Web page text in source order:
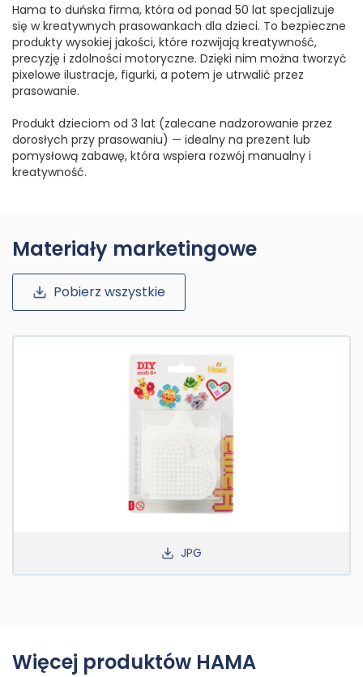
Hama to duńska firma, która od ponad 50 lat specjalizuje
się w kreatywnych prasowankach dla dzieci. To bezpieczne
produkty wysokiej jakości, które rozwijają kreatywność,
precyzję i zdolności motoryczne. Dzięki nim można tworzyć
pixelowe ilustracje, figurki, a potem je utrwalić przez
prasowanie.
Produkt dzieciom od 3 lat (zalecane nadzorowanie przez
dorosłych przy prasowaniu) — idealny na prezent lub
pomysłową zabawę, która wspiera rozwój manualny i
kreatywność.
Materiały marketingowe
Pobierz wszystkie
JPG
Więcej produktów HAMA